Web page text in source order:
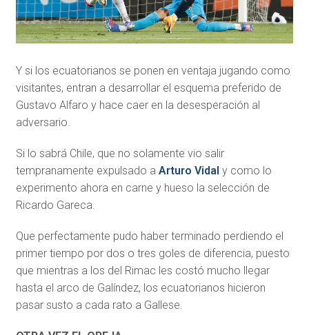
Y si los ecuatorianos se ponen en ventaja jugando como
visitantes, entran a desarrollar el esquema preferido de
Gustavo Alfaro y hace caer en la desesperación al
adversario.
Si lo sabrá Chile, que no solamente vio salir
tempranamente expulsado a Arturo Vidal y como lo
experimento ahora en carne y hueso la selección de
Ricardo Gareca.
Que perfectamente pudo haber terminado perdiendo el
primer tiempo por dos o tres goles de diferencia, puesto
que mientras a los del Rimac les costó mucho llegar
hasta el arco de Galíndez, los ecuatorianos hicieron
pasar susto a cada rato a Gallese.